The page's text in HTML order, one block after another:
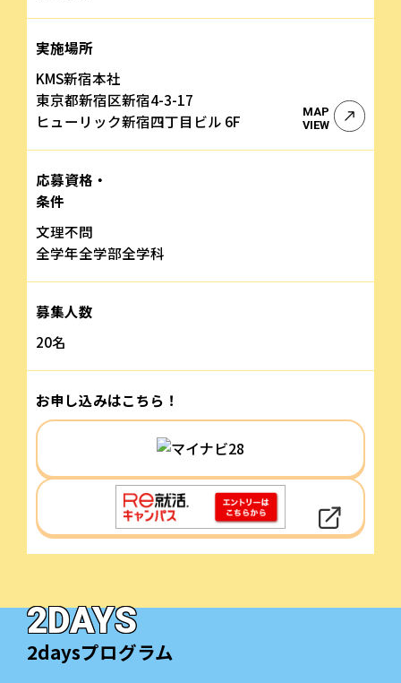
実施場所
KMS新宿本社
東京都新宿区新宿4-3-17
ヒューリック新宿四丁目ビル 6F
MAP
VIEW
応募資格・
条件
文理不問
全学年全学部全学科
募集人数
20名
お申し込みはこちら！
2DAYS
2daysプログラム